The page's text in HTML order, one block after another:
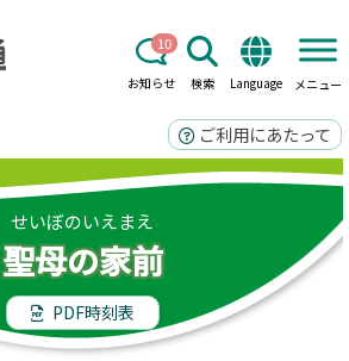
お知らせ
10
検索 Language メニュー
ご利用にあたって
せいぼのいえまえ
聖母の家前
PDF時刻表